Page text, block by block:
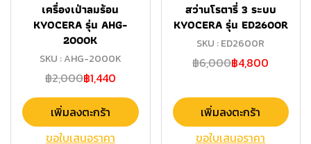
เครื่องเป่าลมร้อน
KYOCERA รุ่น AHG-
2000K
SKU : AHG-2000K
฿2,000฿1,440
เพิ่มลงตะกร้า
ขอใบเสนอราคา
สว่านโรตารี่ 3 ระบบ
KYOCERA รุ่น ED2600R
SKU : ED2600R
฿6,000฿4,800
เพิ่มลงตะกร้า
ขอใบเสนอราคา